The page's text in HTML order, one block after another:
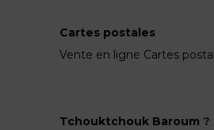
Cartes postales
Vente en ligne Cartes
Tchouktchouk Baroum ?